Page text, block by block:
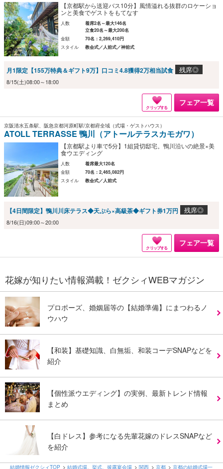
【京都駅から送迎バス10分】風情溢れる抜群のロケーショ
ンと美食でゲストをもてなす
人数
着席2名～最大146名
立食20名～最大200名
金額
70名：2,269,410円
スタイル
教会式／人前式／神前式
月1限定【155万特典＆ギフト9万】口コミ4.8獲得2万相当試食 残席◎
8/15(土)08:00～18:00
クリップする
フェア一覧
京阪清水五条駅、阪急京都河原町駅/京都府全域（式場・ゲストハウス）
ATOLL TERRASSE 鴨川（アトールテラスカモガワ）
【京都駅より車で5分】1組貸切邸宅。鴨川沿いの絶景×美
食ウエディング
人数
着席最大120名
金額
70名：2,465,082円
スタイル
教会式／人前式
【4日間限定】鴨川川床テラス◆天ぷら×高級茶◆ギフト券1万円 残席◎
8/16(日)09:00～20:00
クリップする
フェア一覧
花嫁が知りたい情報満載！ゼクシィWEBマガジン
プロポーズ、婚姻届等の【結婚準備】にまつわるノ
ウハウ
【和装】基礎知識、白無垢、和装コーデSNAPなどを
紹介
【個性派ウエディング】の実例、最新トレンド情報
まとめ
【白ドレス】参考になる先輩花嫁のドレスSNAPなど
を紹介
結婚情報ゼクシィTOP 結婚式場、挙式、披露宴会場 関西 京都
京都の結婚式場一